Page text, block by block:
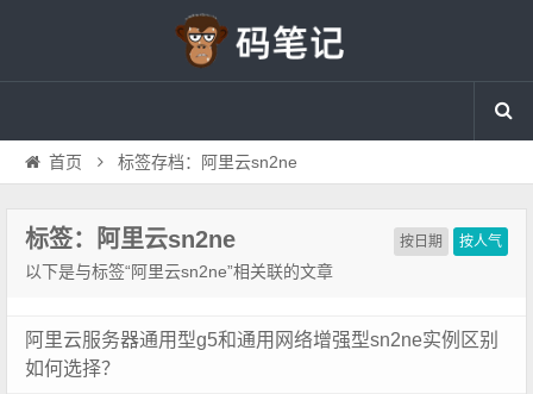
首页 标签存档：阿里云sn2ne
按日期 按人气
标签：阿里云sn2ne
以下是与标签“阿里云sn2ne”相关联的文章
阿里云服务器通用型g5和通用网络增强型sn2ne实例区别
如何选择？